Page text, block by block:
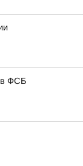
в ФСБ